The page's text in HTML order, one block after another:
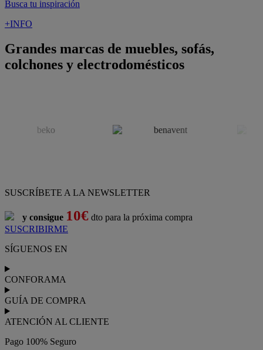
Busca tu inspiración
+INFO
Grandes marcas de muebles, sofás,
colchones y electrodomésticos
SUSCRÍBETE A LA NEWSLETTER
y consigue 10€ dto para la próxima compra
SUSCRIBIRME
SÍGUENOS EN
CONFORAMA
GUÍA DE COMPRA
ATENCIÓN AL CLIENTE
Pago 100% Seguro